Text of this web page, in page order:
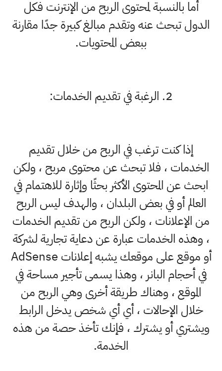
أما بالنسبة لمحتوى الربح من الإنترنت فكل
الدول تبحث عنه وتقدم مبالغ كبيرة جدًا مقارنة
ببعض المحتويات.
2. الرغبة في تقديم الخدمات:
إذا كنت ترغب في الربح من خلال تقديم
الخدمات ، فلا تبحث عن محتوى مربح ، ولكن
ابحث عن المحتوى الأكثر بحثًا وإثارة للاهتمام في
العالم أو في بعض البلدان ، والهدف ليس الربح
من الإعلانات ، ولكن الربح من تقديم الخدمات
، وهذه الخدمات عبارة عن دعاية تجارية لشركة
أو موقع على موقعك يشبه إعلانات AdSense
في أحجام البانر ، وهذا يسمى تأجير مساحة في
الموقع ، وهناك طريقة أخرى وهي الربح من
خلال الإحالات ، أي أي شخص يدخل الرابط
ويشتري أو يشترك ، فإنك تأخذ حصة من هذه
الخدمة.